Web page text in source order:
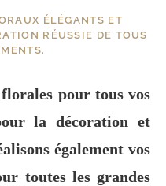
ÉLÉGANTS ET
RÉUSSIE DE TOUS
pour tous vos
la décoration et
également vos
toutes les grandes